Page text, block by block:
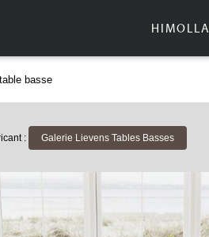
HIMOLLA
basse
: Galerie Lievens Tables Basses